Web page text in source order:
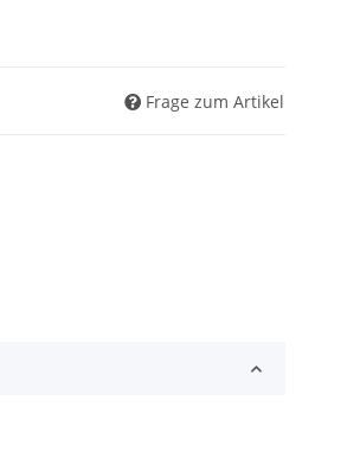
Frage zum Artikel